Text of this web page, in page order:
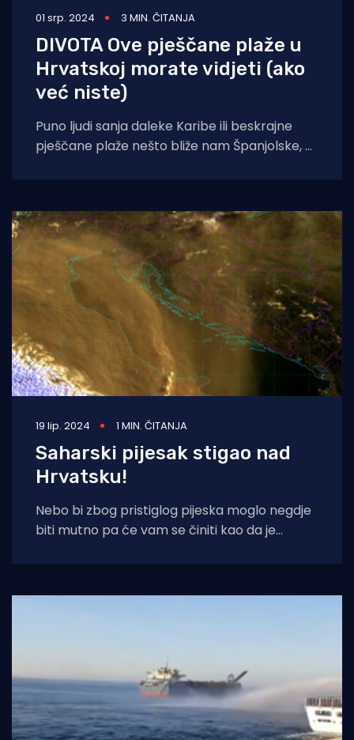
01 srp. 2024 3 MIN. ČITANJA
DIVOTA Ove pješčane plaže u
Hrvatskoj morate vidjeti (ako
već niste)
Puno ljudi sanja daleke Karibe ili beskrajne
pješčane plaže nešto bliže nam Španjolske, ali
19 lip. 2024 1 MIN. ČITANJA
Saharski pijesak stigao nad
Hrvatsku!
Nebo bi zbog pristiglog pijeska moglo negdje
biti mutno pa će vam se činiti kao da je